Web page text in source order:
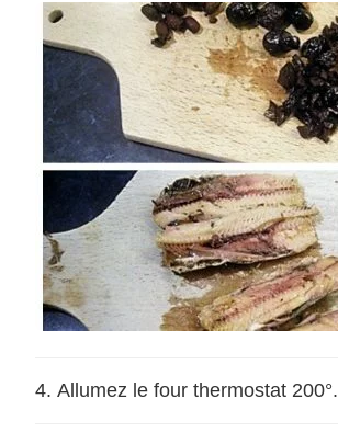
Allumez le four thermostat 200°.